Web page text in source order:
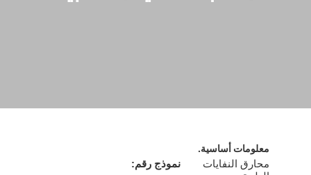
معلومات أساسية.
نموذج رقم:
محارق النفايات